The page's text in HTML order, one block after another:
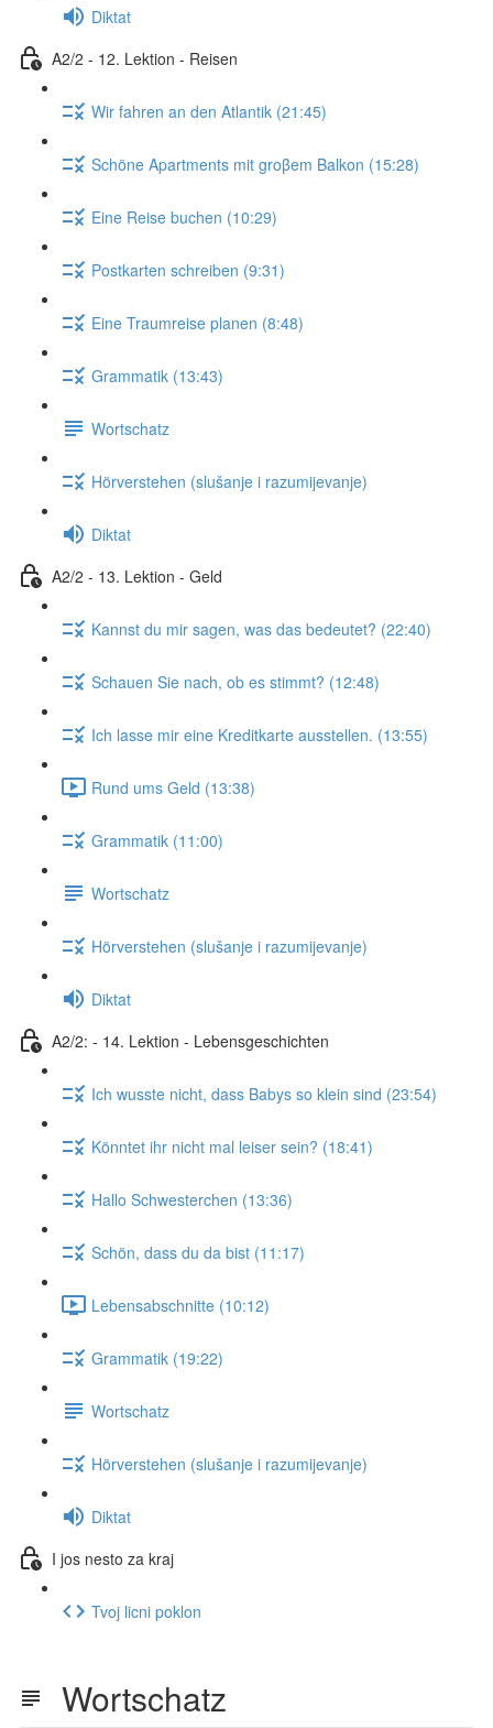
Diktat
A2/2 - 12. Lektion - Reisen
Wir fahren an den Atlantik (21:45)
Schöne Apartments mit groβem Balkon (15:28)
Eine Reise buchen (10:29)
Postkarten schreiben (9:31)
Eine Traumreise planen (8:48)
Grammatik (13:43)
Wortschatz
Hörverstehen (slušanje i razumijevanje)
Diktat
A2/2 - 13. Lektion - Geld
Kannst du mir sagen, was das bedeutet? (22:40)
Schauen Sie nach, ob es stimmt? (12:48)
Ich lasse mir eine Kreditkarte ausstellen. (13:55)
Rund ums Geld (13:38)
Grammatik (11:00)
Wortschatz
Hörverstehen (slušanje i razumijevanje)
Diktat
A2/2: - 14. Lektion - Lebensgeschichten
Ich wusste nicht, dass Babys so klein sind (23:54)
Könntet ihr nicht mal leiser sein? (18:41)
Hallo Schwesterchen (13:36)
Schön, dass du da bist (11:17)
Lebensabschnitte (10:12)
Grammatik (19:22)
Wortschatz
Hörverstehen (slušanje i razumijevanje)
Diktat
I jos nesto za kraj
Tvoj licni poklon
Wortschatz